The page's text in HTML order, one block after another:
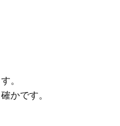
。
かです。